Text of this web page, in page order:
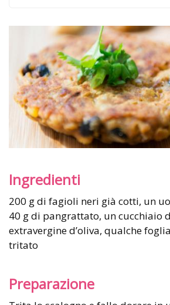
Ingredienti
200 g di fagioli neri già cotti, un uovo, uno scalogno,
40 g di pangrattato, un cucchiaio
extravergine d’oliva, qualche
tritato
Preparazione